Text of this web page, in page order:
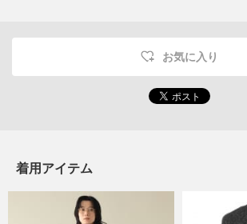
お気に入り
着用アイテム